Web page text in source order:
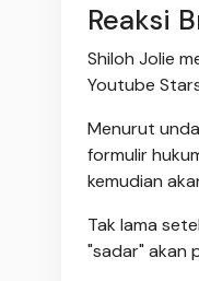
Reaksi
Shiloh Jolie
Youtube
Menurut
formulir
kemudian
Tak lama
"sadar" akan